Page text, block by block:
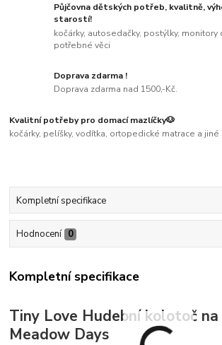
Půjčovna dětských potřeb, kvalitně,
starostí!
kočárky, autosedačky, postýlky, monitory
potřebné věci
Doprava zdarma !
Doprava zdarma nad 1500,-Kč.
Kvalitní potřeby pro domací mazlíčky🐶
kočárky, pelíšky, vodítka, ortopedické matrace a jiné
Kompletní specifikace
Hodnocení 0
Kompletní specifikace
Tiny Love Hudební kolotoč
Meadow Days